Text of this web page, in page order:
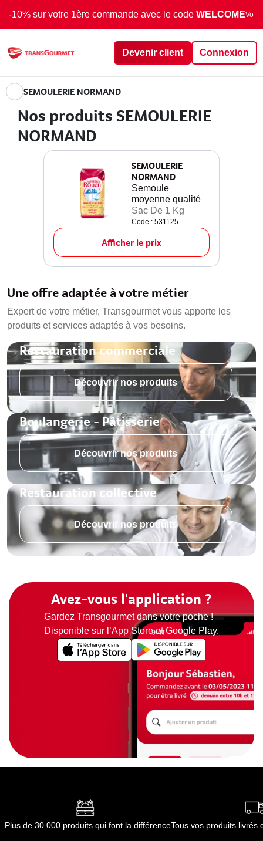
-10% sur votre 1ère commande avec le code WELCOMEVoir
Devenir client Connexion
SEMOULERIE NORMAND
Nos produits SEMOULERIE
NORMAND
SEMOULERIE
NORMAND
Semoule
moyenne qualité
Sac De 1 Kg
Code : 531125
Afficher le prix
Une offre adaptée à votre métier
Expert de votre métier, Transgourmet vous apporte les
produits et services adaptés à vos besoins.
Restauration commerciale
Découvrir nos produits
Boulangerie - Pâtisserie
Découvrir nos produits
Restauration collective
Découvrir nos produits
Avez-vous l'application ?
Gardez Transgourmet dans votre poche !
Disponible sur l’App Store et Google Play.
Plus de 30 000 produits qui font la différenceTous vos produits livrés